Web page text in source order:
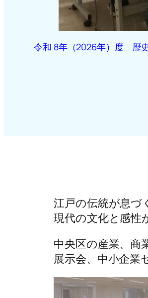
令和 8年（2026年）度 歴
江戸の伝統が息づ
現代の文化と感性
中央区の産業、商
展示会、中小企業